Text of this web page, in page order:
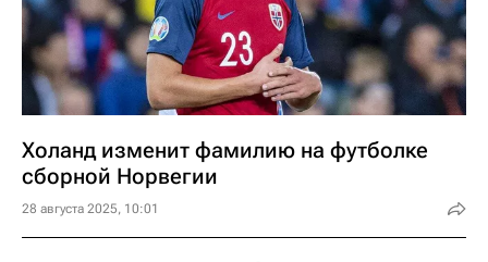
Холанд изменит фамилию на футболке
сборной Норвегии
28 августа 2025, 10:01